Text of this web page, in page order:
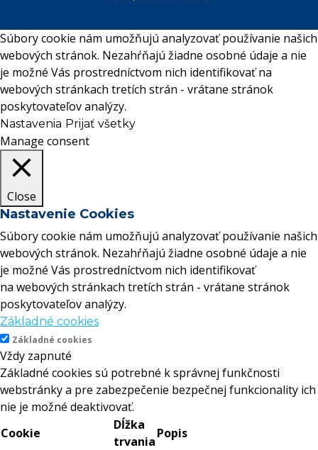
Súbory cookie nám umožňujú analyzovať používanie našich
webových stránok. Nezahŕňajú žiadne osobné údaje a nie
je možné Vás prostredníctvom nich identifikovať na
webových stránkach tretích strán - vrátane stránok
poskytovateľov analýzy.
Nastavenia Prijať všetky
Manage consent
Close
Nastavenie Cookies
Súbory cookie nám umožňujú analyzovať používanie našich
webových stránok. Nezahŕňajú žiadne osobné údaje a nie
je možné Vás prostredníctvom nich identifikovať
na webových stránkach tretích strán - vrátane stránok
poskytovateľov analýzy.
Základné cookies
Základné cookies
Vždy zapnuté
Základné cookies sú potrebné k správnej funkčnosti
webstránky a pre zabezpečenie bezpečnej funkcionality ich
nie je možné deaktivovať.
Cookie
Dĺžka
trvania
Popis